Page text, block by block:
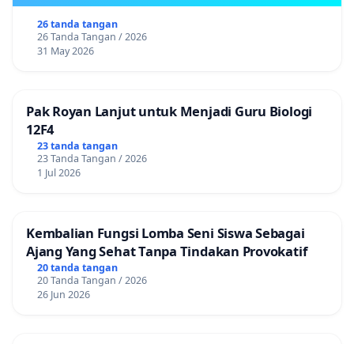
26 tanda tangan
26 Tanda Tangan / 2026
31 May 2026
Pak Royan Lanjut untuk Menjadi Guru Biologi
12F4
23 tanda tangan
23 Tanda Tangan / 2026
1 Jul 2026
Kembalian Fungsi Lomba Seni Siswa Sebagai
Ajang Yang Sehat Tanpa Tindakan Provokatif
20 tanda tangan
20 Tanda Tangan / 2026
26 Jun 2026